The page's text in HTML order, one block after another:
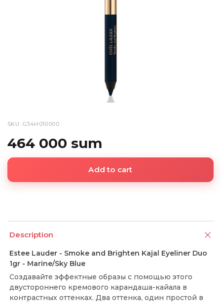
SKU: G34H010000
464 000 sum
Add to cart
Description
Estee Lauder - Smoke and Brighten Kajal Eyeliner Duo
1gr - Marine/Sky Blue
Создавайте эффектные образы с помощью этого
двустороннего кремового карандаша-кайала в
контрастных оттенках. Два оттенка, один простой в